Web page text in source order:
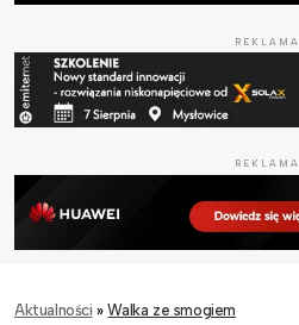
REKLAMA
REKLAMA
Aktualności » Walka ze smogiem